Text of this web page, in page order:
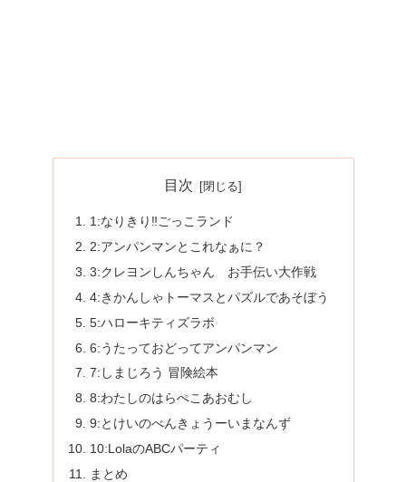
目次
1:なりきり‼︎ごっこランド
2:アンパンマンとこれなぁに？
3:クレヨンしんちゃん お手伝い大作戦
4:きかんしゃトーマスとパズルであそぼう
5:ハローキティズラボ
6:うたっておどってアンパンマン
7:しまじろう 冒険絵本
8:わたしのはらぺこあおむし
9:とけいのべんきょうーいまなんず
10:LolaのABCパーティ
まとめ